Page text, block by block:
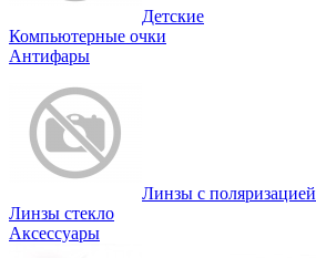
Детские
Компьютерные очки
Антифары
Линзы с поляризацией
Линзы стекло
Аксессуары